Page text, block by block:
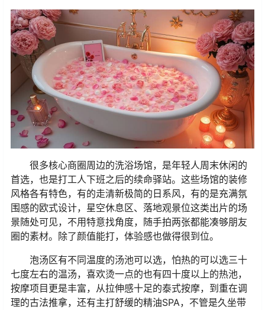
很多核心商圈周边的洗浴场馆，是年轻人周末休闲的
首选，也是打工人下班之后的续命驿站。这些场馆的装修
风格各有特色，有的走清新极简的日系风，有的是充满氛
围感的欧式设计，星空休息区、落地观景位这类出片的场
景随处可见，不用特意找角度，随手拍两张都能凑够朋友
圈的素材。除了颜值能打，体验感也做得很到位。
泡汤区有不同温度的汤池可以选，怕热的可以选三十
七度左右的温汤，喜欢烫一点的也有四十度以上的热池，
按摩项目更是丰富，从拉伸感十足的泰式按摩，到重在调
理的古法推拿，还有主打舒缓的精油SPA，不管是久坐带